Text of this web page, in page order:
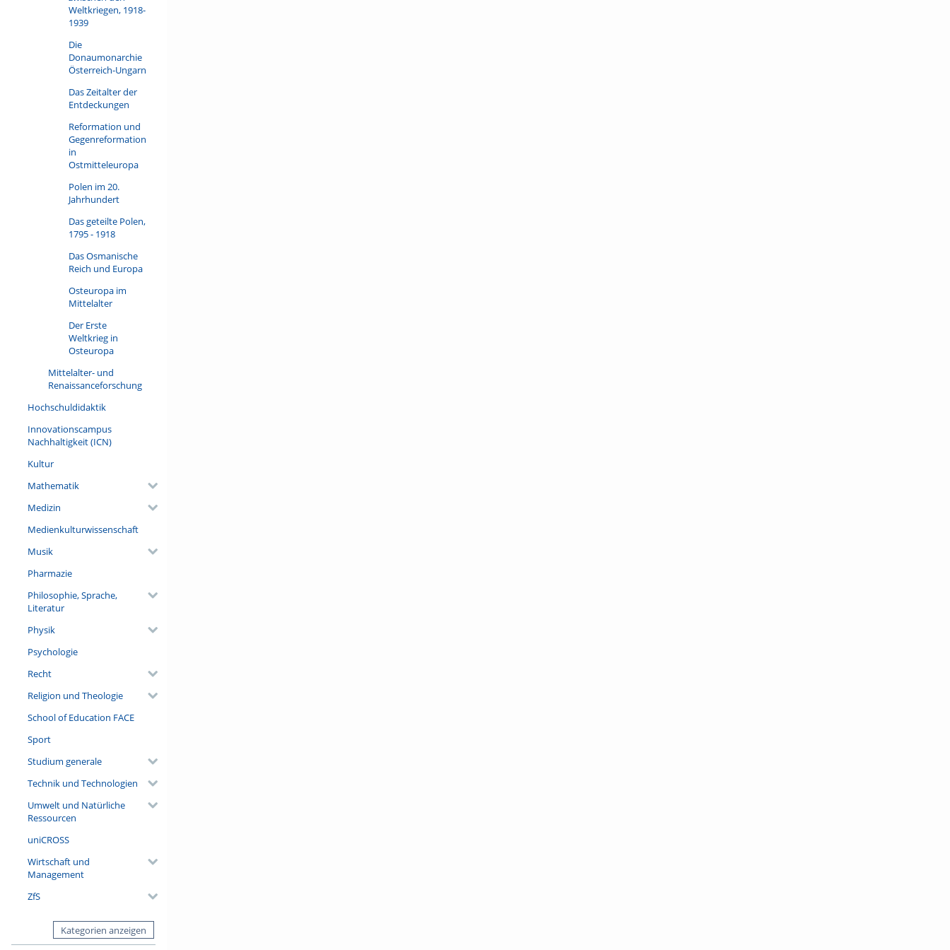
Weltkriegen, 1918-
1939
Die
Donaumonarchie
Österreich-Ungarn
Das Zeitalter der
Entdeckungen
Reformation und
Gegenreformation
in
Ostmitteleuropa
Polen im 20.
Jahrhundert
Das geteilte Polen,
1795 - 1918
Das Osmanische
Reich und Europa
Osteuropa im
Mittelalter
Der Erste
Weltkrieg in
Osteuropa
Mittelalter- und
Renaissanceforschung
Hochschuldidaktik
Innovationscampus
Nachhaltigkeit (ICN)
Kultur
Mathematik
Medizin
Medienkulturwissenschaft
Musik
Pharmazie
Philosophie, Sprache,
Literatur
Physik
Psychologie
Recht
Religion und Theologie
School of Education FACE
Sport
Studium generale
Technik und Technologien
Umwelt und Natürliche
Ressourcen
uniCROSS
Wirtschaft und
Management
ZfS
Kategorien anzeigen